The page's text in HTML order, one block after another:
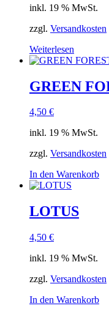
inkl. 19 % MwSt.
zzgl. Versandkosten
Weiterlesen
GREEN
4,50 €
inkl. 19 % MwSt.
zzgl. Versandkosten
In den Warenkorb
LOTUS
4,50 €
inkl. 19 % MwSt.
zzgl. Versandkosten
In den Warenkorb